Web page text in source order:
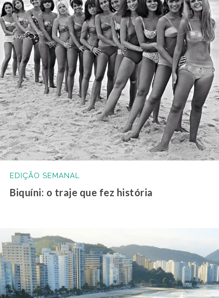
EDIÇÃO SEMANAL
Biquíni: o traje que fez história